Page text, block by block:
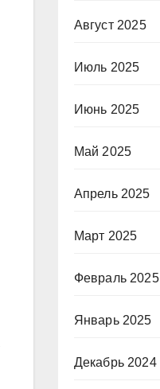
Август 2025
Июль 2025
Июнь 2025
Май 2025
Апрель 2025
Март 2025
Февраль 2025
Январь 2025
Декабрь 2024